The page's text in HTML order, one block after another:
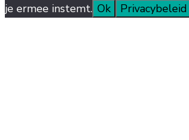
je ermee instemt. Ok Privacybeleid